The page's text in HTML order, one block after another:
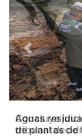
Concluye
tribunal
Previous